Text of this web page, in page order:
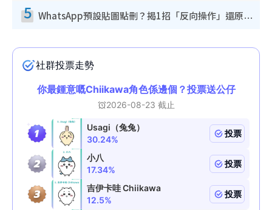
5 WhatsApp預設貼圖點刪？揭1招「反向操作」還原簡潔介面 附3步實測教學